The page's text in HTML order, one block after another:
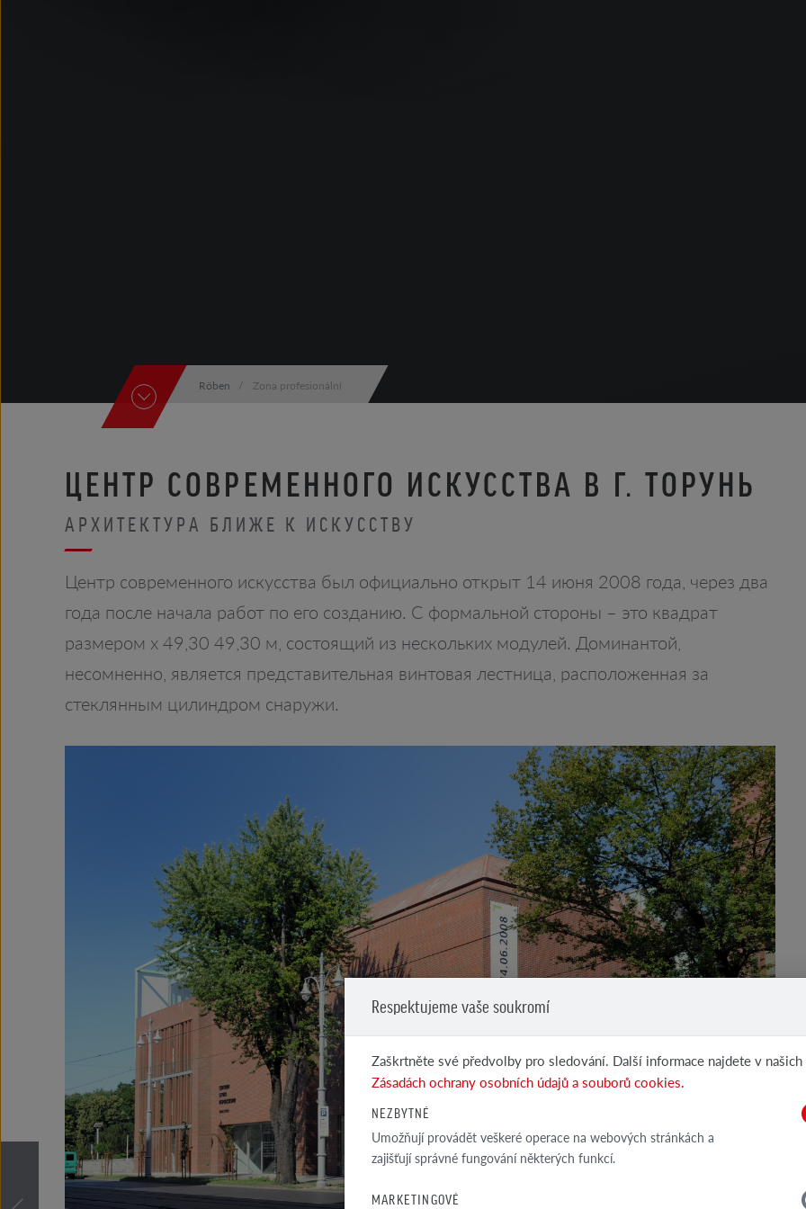
Röben Zona profesionální
ЦЕНТР СОВРЕМЕННОГО ИСКУССТВА В Г. ТОРУНЬ
АРХИТЕКТУРА БЛИЖЕ К ИСКУССТВУ
Центр современного искусства был официально открыт 14 июня 2008 года, через два
года после начала работ по его созданию. С формальной стороны – это квадрат
размером x 49,30 49,30 м, состоящий из нескольких модулей. Доминантой,
несомненно, является представительная винтовая лестница, расположенная за
стеклянным цилиндром снаружи.
Respektujeme vaše soukromí
Zaškrtněte své předvolby pro sledování. Další informace najdete v našich
Zásadách ochrany osobních údajů a souborů cookies.
NEZBYTNÉ
Umožňují provádět veškeré operace na webových stránkách a
zajišťují správné fungování některých funkcí.
MARKETINGOVÉ